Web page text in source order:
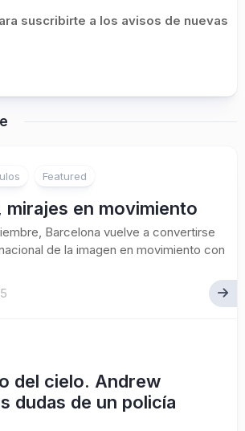
suscribirte a los avisos de nuevas
Featured
mirajes en movimiento
Barcelona vuelve a convertirse
de la imagen en movimiento con
del cielo. Andrew
dudas de un policía